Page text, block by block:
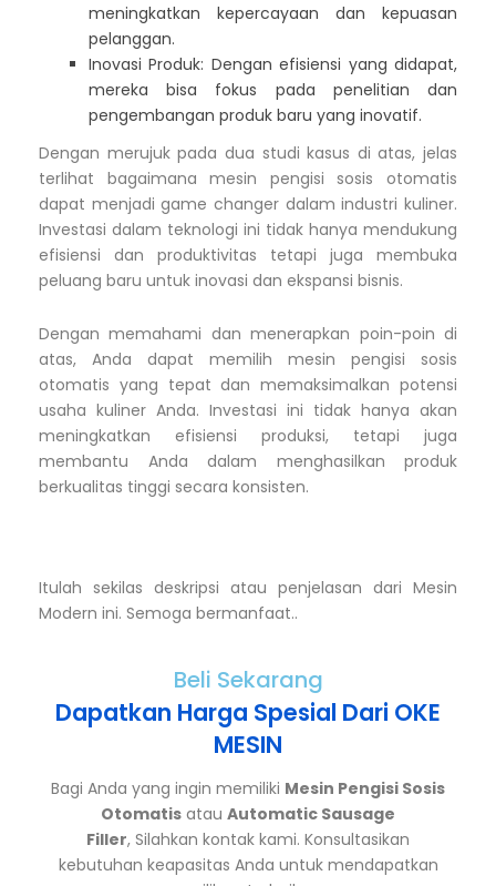
meningkatkan kepercayaan dan kepuasan
pelanggan.
Inovasi Produk: Dengan efisiensi yang didapat,
mereka bisa fokus pada penelitian dan
pengembangan produk baru yang inovatif.
Dengan merujuk pada dua studi kasus di atas, jelas
terlihat bagaimana mesin pengisi sosis otomatis
dapat menjadi game changer dalam industri kuliner.
Investasi dalam teknologi ini tidak hanya mendukung
efisiensi dan produktivitas tetapi juga membuka
peluang baru untuk inovasi dan ekspansi bisnis.
Dengan memahami dan menerapkan poin-poin di
atas, Anda dapat memilih mesin pengisi sosis
otomatis yang tepat dan memaksimalkan potensi
usaha kuliner Anda. Investasi ini tidak hanya akan
meningkatkan efisiensi produksi, tetapi juga
membantu Anda dalam menghasilkan produk
berkualitas tinggi secara konsisten.
Itulah sekilas deskripsi atau penjelasan dari Mesin
Modern ini. Semoga bermanfaat..
Beli Sekarang
Dapatkan Harga Spesial Dari OKE
MESIN
Bagi Anda yang ingin memiliki Mesin Pengisi Sosis
Otomatis atau Automatic Sausage
Filler, Silahkan kontak kami. Konsultasikan
kebutuhan keapasitas Anda untuk mendapatkan